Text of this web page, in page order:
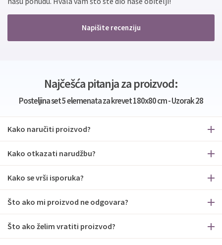
Napišite recenziju
Najčešća pitanja za proizvod:
Posteljina set 5 elemenata za krevet 180x80 cm - Uzorak 28
Kako naručiti proizvod?
Kako otkazati narudžbu?
Kako se vrši isporuka?
Što ako mi proizvod ne odgovara?
Što ako želim vratiti proizvod?